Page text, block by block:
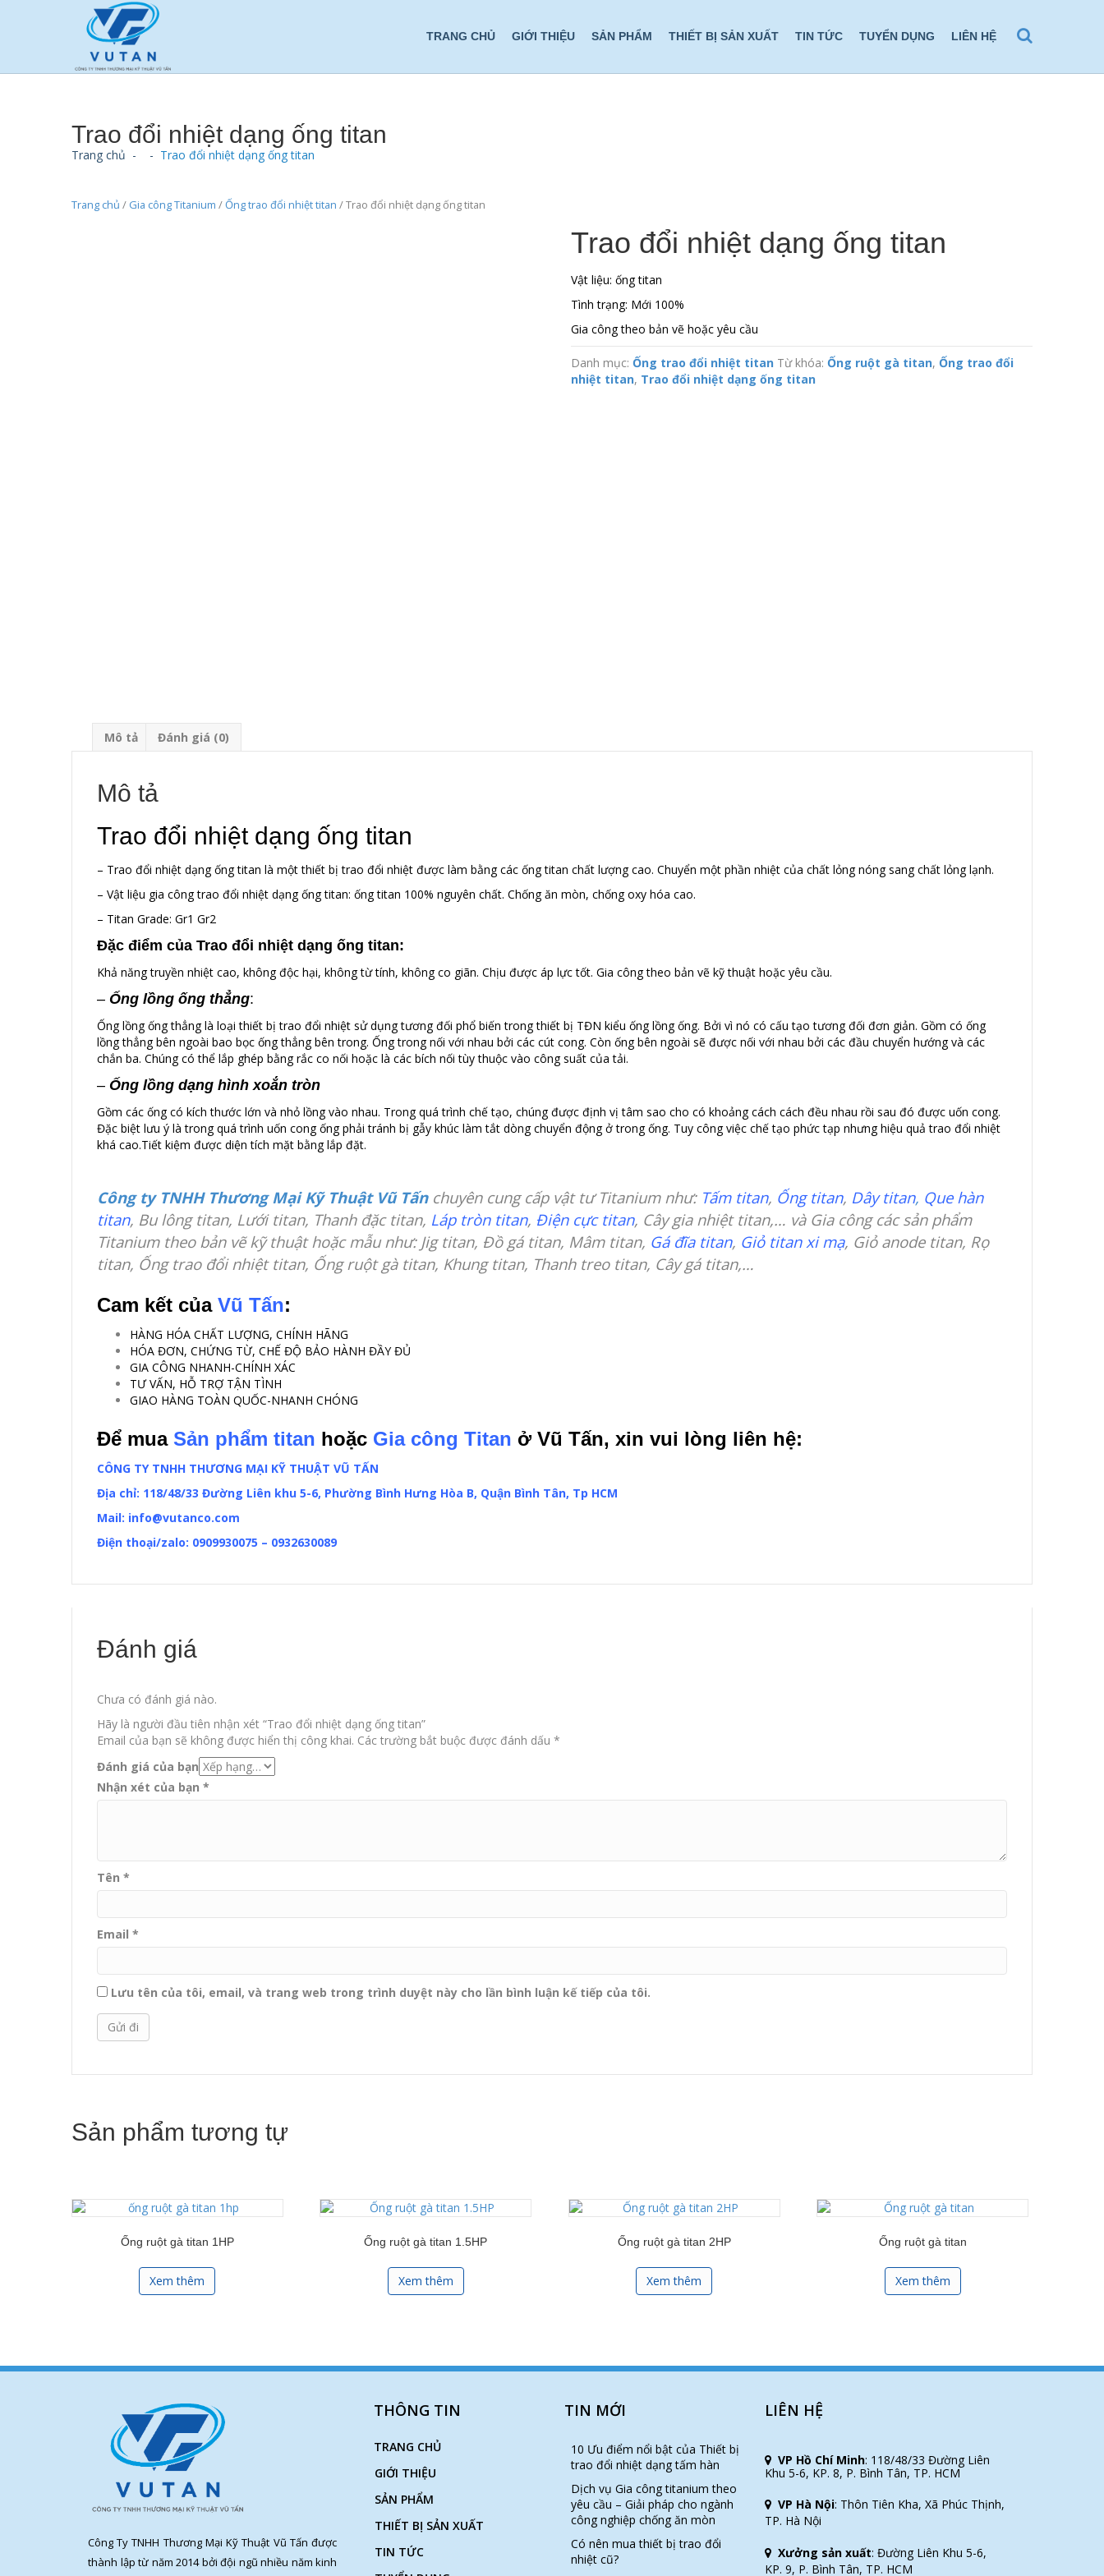
TRANG CHỦ GIỚI THIỆU SẢN PHẨM THIẾT BỊ SẢN XUẤT TIN TỨC TUYỂN DỤNG LIÊN HỆ
Trao đổi nhiệt dạng ống titan
Trang chủ - - Trao đổi nhiệt dạng ống titan
Trang chủ / Gia công Titanium /Ống trao đổi nhiệt titan / Trao đổi nhiệt dạng ống titan
Trao đổi nhiệt dạng ống titan
Vật liệu: ống titan
Tình trạng: Mới 100%
Gia công theo bản vẽ hoặc yêu cầu
Danh mục:Ống trao đổi nhiệt titan Từ khóa:Ống ruột gà titan,Ống trao đổi
nhiệt titan, Trao đổi nhiệt dạng ống titan
Mô tả Đánh giá (0)
Mô tả
Trao đổi nhiệt dạng ống titan
– Trao đổi nhiệt dạng ống titan là một thiết bị trao đổi nhiệt được làm bằng các ống titan chất lượng cao. Chuyển một phần nhiệt của chất lỏng nóng sang chất lỏng lạnh.
– Vật liệu gia công trao đổi nhiệt dạng ống titan: ống titan 100% nguyên chất. Chống ăn mòn, chống oxy hóa cao.
– Titan Grade: Gr1 Gr2
Đặc điểm của Trao đổi nhiệt dạng ống titan:
Khả năng truyền nhiệt cao, không độc hại, không từ tính, không co giãn. Chịu được áp lực tốt. Gia công theo bản vẽ kỹ thuật hoặc yêu cầu.
– Ống lồng ống thẳng:
Ống lồng ống thẳng là loại thiết bị trao đổi nhiệt sử dụng tương đối phổ biến trong thiết bị TĐN kiểu ống lồng ống. Bởi vì nó có cấu tạo tương đối đơn giản. Gồm có ống
lồng thẳng bên ngoài bao bọc ống thẳng bên trong. Ống trong nối với nhau bởi các cút cong. Còn ống bên ngoài sẽ được nối với nhau bởi các đầu chuyển hướng và các
chắn ba. Chúng có thể lắp ghép bằng rắc co nối hoặc là các bích nối tùy thuộc vào công suất của tải.
– Ống lồng dạng hình xoắn tròn
Gồm các ống có kích thước lớn và nhỏ lồng vào nhau. Trong quá trình chế tạo, chúng được định vị tâm sao cho có khoảng cách cách đều nhau rồi sau đó được uốn cong.
Đặc biệt lưu ý là trong quá trình uốn cong ống phải tránh bị gẫy khúc làm tắt dòng chuyển động ở trong ống. Tuy công việc chế tạo phức tạp nhưng hiệu quả trao đổi nhiệt
khá cao.Tiết kiệm được diện tích mặt bằng lắp đặt.
Công ty TNHH Thương Mại Kỹ Thuật Vũ Tấnchuyên cung cấp vật tư Titanium như: Tấm titan, Ống titan, Dây titan, Que hàn
titan, Bu lông titan, Lưới titan, Thanh đặc titan, Láp tròn titan, Điện cực titan, Cây gia nhiệt titan,… và Gia công các sản phẩm
Titanium theo bản vẽ kỹ thuật hoặc mẫu như: Jig titan, Đồ gá titan, Mâm titan, Gá đĩa titan, Giỏ titan xi mạ, Giỏ anode titan, Rọ
titan, Ống trao đổi nhiệt titan, Ống ruột gà titan, Khung titan, Thanh treo titan, Cây gá titan,…
Cam kết của Vũ Tấn:
HÀNG HÓA CHẤT LƯỢNG, CHÍNH HÃNG
HÓA ĐƠN, CHỨNG TỪ, CHẾ ĐỘ BẢO HÀNH ĐẦY ĐỦ
GIA CÔNG NHANH-CHÍNH XÁC
TƯ VẤN, HỖ TRỢ TẬN TÌNH
GIAO HÀNG TOÀN QUỐC-NHANH CHÓNG
Để mua Sản phẩm titan hoặc Gia công Titan ở Vũ Tấn, xin vui lòng liên hệ:
CÔNG TY TNHH THƯƠNG MẠI KỸ THUẬT VŨ TẤN
Địa chỉ: 118/48/33 Đường Liên khu 5-6, Phường Bình Hưng Hòa B, Quận Bình Tân, Tp HCM
Mail: info@vutanco.com
Điện thoại/zalo: 0909930075 – 0932630089
Đánh giá
Chưa có đánh giá nào.
Hãy là người đầu tiên nhận xét “Trao đổi nhiệt dạng ống titan”
Email của bạn sẽ không được hiển thị công khai. Các trường bắt buộc được đánh dấu *
Đánh giá của bạn
Nhận xét của bạn *
Tên *
Email *
Lưu tên của tôi, email, và trang web trong trình duyệt này cho lần bình luận kế tiếp của tôi.
Sản phẩm tương tự
Ống ruột gà titan 1HP
Xem thêm
Ống ruột gà titan 1.5HP
Xem thêm
Ống ruột gà titan 2HP
Xem thêm
Ống ruột gà titan
Xem thêm
Công Ty TNHH Thương Mại Kỹ Thuật Vũ Tấn được
thành lập từ năm 2014 bởi đội ngũ nhiều năm kinh
THÔNG TIN
TRANG CHỦ
GIỚI THIỆU
SẢN PHẨM
THIẾT BỊ SẢN XUẤT
TIN TỨC
TIN MỚI
10 Ưu điểm nổi bật của Thiết bị
trao đổi nhiệt dạng tấm hàn
Dịch vụ Gia công titanium theo
yêu cầu – Giải pháp cho ngành
công nghiệp chống ăn mòn
Có nên mua thiết bị trao đổi
nhiệt cũ?
LIÊN HỆ
VP Hồ Chí Minh: 118/48/33 Đường Liên
Khu 5-6, KP. 8, P. Bình Tân, TP. HCM
VP Hà Nội: Thôn Tiên Kha, Xã Phúc Thịnh,
TP. Hà Nội
Xưởng sản xuất: Đường Liên Khu 5-6,
KP. 9, P. Bình Tân, TP. HCM